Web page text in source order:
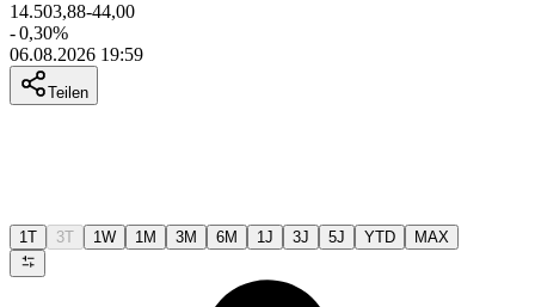
14.503,88-44,00
-0,30%
06.08.2026 19:59
Teilen
1T 3T 1W 1M 3M 6M 1J 3J 5J YTD MAX